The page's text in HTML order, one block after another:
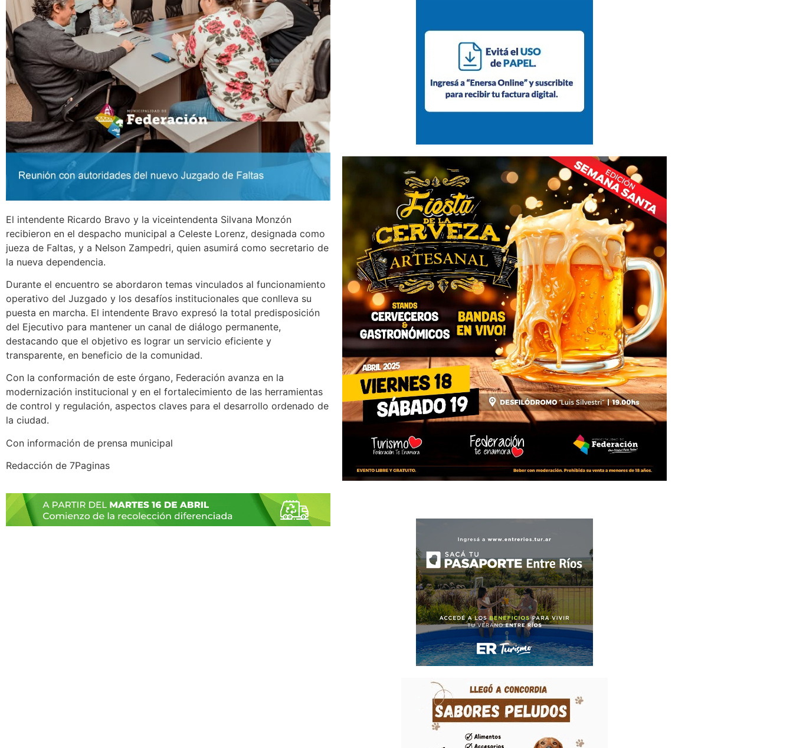
El intendente Ricardo Bravo y la viceintendenta Silvana Monzón
recibieron en el despacho municipal a Celeste Lorenz, designada como
jueza de Faltas, y a Nelson Zampedri, quien asumirá como secretario de
la nueva dependencia.
Durante el encuentro se abordaron temas vinculados al funcionamiento
operativo del Juzgado y los desafíos institucionales que conlleva su
puesta en marcha. El intendente Bravo expresó la total predisposición
del Ejecutivo para mantener un canal de diálogo permanente,
destacando que el objetivo es lograr un servicio eficiente y
transparente, en beneficio de la comunidad.
Con la conformación de este órgano, Federación avanza en la
modernización institucional y en el fortalecimiento de las herramientas
de control y regulación, aspectos claves para el desarrollo ordenado de
la ciudad.
Con información de prensa municipal
Redacción de 7Paginas